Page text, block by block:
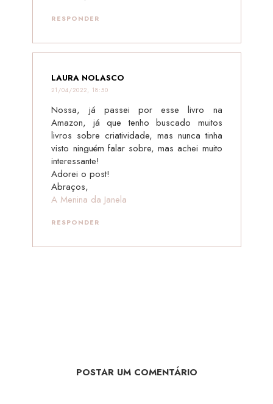
RESPONDER
LAURA NOLASCO
21/04/2022, 18:50
Nossa, já passei por esse livro na
Amazon, já que tenho buscado muitos
livros sobre criatividade, mas nunca tinha
visto ninguém falar sobre, mas achei muito
interessante!
Adorei o post!
Abraços,
A Menina da Janela
RESPONDER
POSTAR UM COMENTÁRIO